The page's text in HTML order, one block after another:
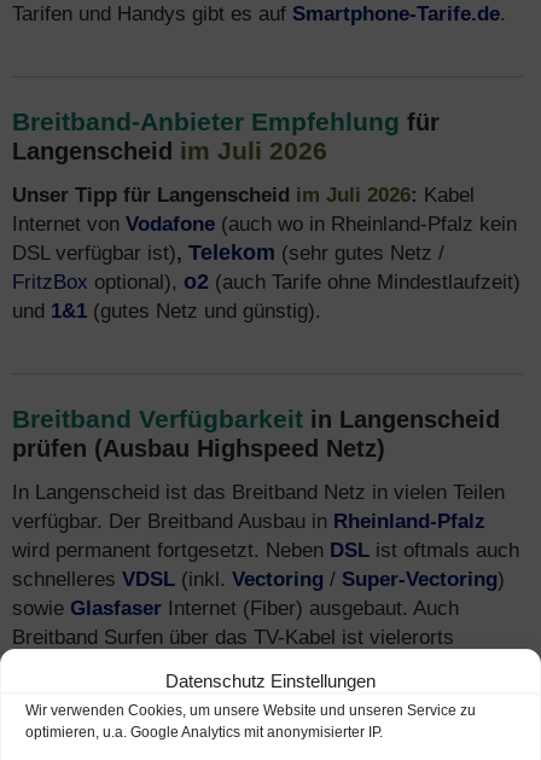
Datenschutz Einstellungen
Wir verwenden Cookies, um unsere Website und unseren Service zu
optimieren, u.a. Google Analytics mit anonymisierter IP.
Tarifen und Handys gibt es auf Smartphone-Tarife.de.
Breitband-Anbieter Empfehlung für
Langenscheid im Juli 2026
Unser Tipp für Langenscheid im Juli 2026: Kabel
Internet von Vodafone (auch wo in Rheinland-Pfalz kein
DSL verfügbar ist), Telekom (sehr gutes Netz /
FritzBox optional), o2 (auch Tarife ohne Mindestlaufzeit)
und 1&1 (gutes Netz und günstig).
Breitband Verfügbarkeit in Langenscheid
prüfen (Ausbau Highspeed Netz)
In Langenscheid ist das Breitband Netz in vielen Teilen
verfügbar. Der Breitband Ausbau in Rheinland-Pfalz
wird permanent fortgesetzt. Neben DSL ist oftmals auch
schnelleres VDSL (inkl. Vectoring / Super-Vectoring)
sowie Glasfaser Internet (Fiber) ausgebaut. Auch
Breitband Surfen über das TV-Kabel ist vielerorts
Anbietern finden Sie auch unterInternet-Telefon-
Fernsehen.de.